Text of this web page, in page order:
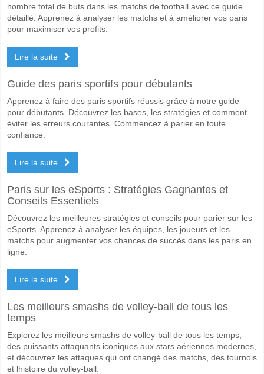
nombre total de buts dans les matchs de football avec ce guide
détaillé. Apprenez à analyser les matchs et à améliorer vos paris
pour maximiser vos profits.
Lire la suite
Guide des paris sportifs pour débutants
Apprenez à faire des paris sportifs réussis grâce à notre guide
pour débutants. Découvrez les bases, les stratégies et comment
éviter les erreurs courantes. Commencez à parier en toute
confiance.
Lire la suite
Paris sur les eSports : Stratégies Gagnantes et
Conseils Essentiels
Découvrez les meilleures stratégies et conseils pour parier sur les
eSports. Apprenez à analyser les équipes, les joueurs et les
matchs pour augmenter vos chances de succès dans les paris en
ligne.
Lire la suite
Les meilleurs smashs de volley-ball de tous les
temps
Explorez les meilleurs smashs de volley-ball de tous les temps,
des puissants attaquants iconiques aux stars aériennes modernes,
et découvrez les attaques qui ont changé des matchs, des tournois
et lhistoire du volley-ball.